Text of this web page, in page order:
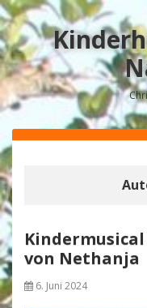
von Nethanja
6. Juni 2024